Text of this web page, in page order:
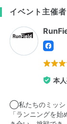
イベント主催者
本
◯私たちのミッシ
「ランニングを